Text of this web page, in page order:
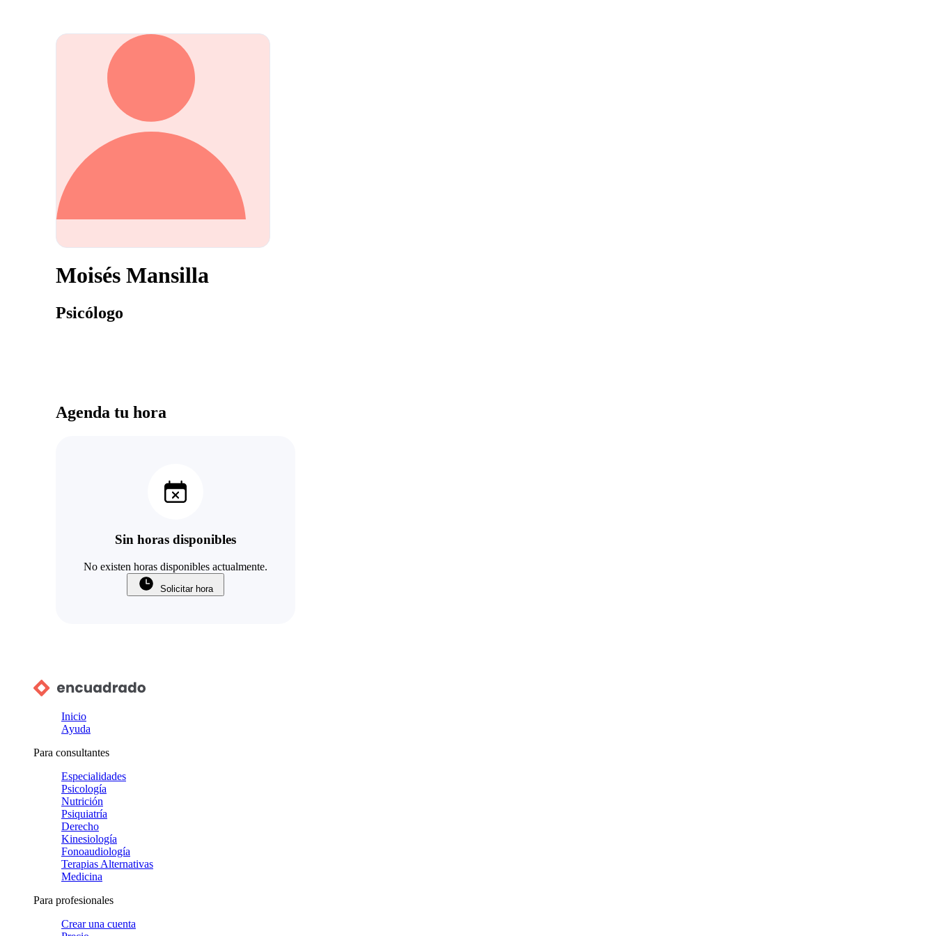
Moisés Mansilla
Psicólogo
Agenda tu hora
Sin horas disponibles
No existen horas disponibles actualmente.
Solicitar hora
Inicio
Ayuda
Para consultantes
Especialidades
Psicología
Nutrición
Psiquiatría
Derecho
Kinesiología
Fonoaudiología
Terapias Alternativas
Medicina
Para profesionales
Crear una cuenta